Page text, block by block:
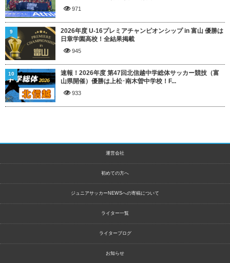
971
2026年度 U-16プレミアチャンピオンシップ in 富山 優勝は
日章学園高校！全結果掲載
945
9
速報！2026年度 第47回北信越中学総体サッカー競技（富
山県開催）優勝は上松･南木曽中学校！F...
933
10
運営会社
初めての方へ
ジュニアサッカーNEWSへの寄稿について
ライター一覧
ライターブログ
お知らせ